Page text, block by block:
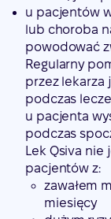
u pacjentów
lub choroba
powodować
Regularny
przez lekarza
podczas
u pacjenta
podczas
Lek Qsiva nie
pacjentów z:
zawałem
miesięcy